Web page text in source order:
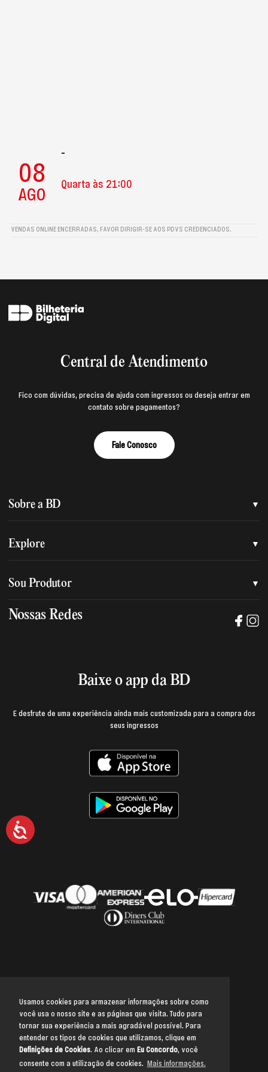
Usamos cookies para armazenar informações sobre como
você usa o nosso site e as páginas que visita. Tudo para
tornar sua experiência a mais agradável possível. Para
entender os tipos de cookies que utilizamos, clique em
Definições de Cookies. Ao clicar em Eu Concordo, você
consente com a utilização de cookies. Mais informações.
Acessibilidade
08
AGO
-
Quarta às 21:00
VENDAS ONLINE ENCERRADAS, FAVOR DIRIGIR-SE AOS PDVS CREDENCIADOS.
Central de Atendimento
Fico com dúvidas, precisa de ajuda com ingressos ou deseja entrar em
contato sobre pagamentos?
Fale Conosco
Sobre a BD
Quem somos
Política de privacidade
Explore
Assessoria de imprensa
Trabalhe na BD
Sou Produtor
Manual de mídia e da marca BD
Nossas Redes
Baixe o app da BD
E desfrute de uma experiência ainda mais customizada para a compra dos
seus ingressos
Voltar para o topo